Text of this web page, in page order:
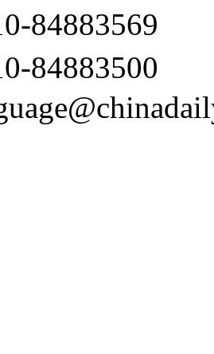
84883569
84883500